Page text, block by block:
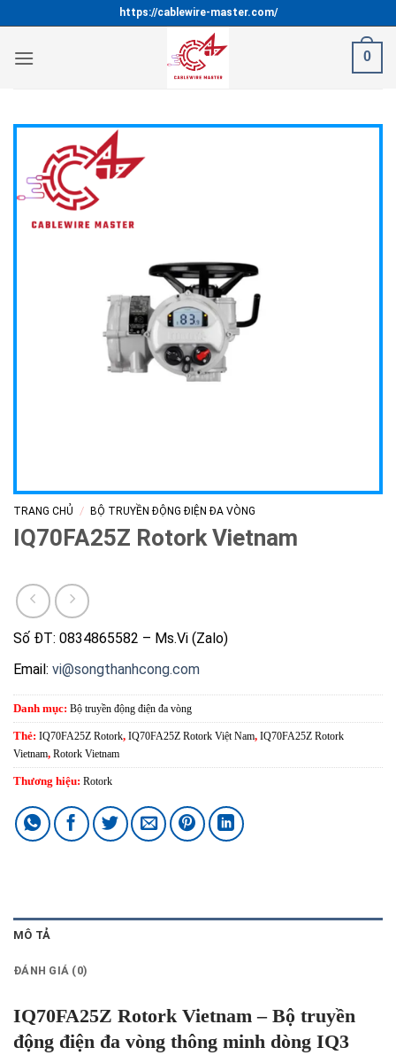
qua
nội
https://cablewire-master.com/
0
TRANG CHỦ / BỘ TRUYỀN ĐỘNG ĐIỆN ĐA VÒNG
IQ70FA25Z Rotork Vietnam
Số ĐT: 0834865582 – Ms.Vi (Zalo)
Email: vi@songthanhcong.com
Danh mục: Bộ truyền động điện đa vòng
Thẻ: IQ70FA25Z Rotork, IQ70FA25Z Rotork Việt Nam, IQ70FA25Z Rotork
Vietnam, Rotork Vietnam
Thương hiệu: Rotork
MÔ TẢ
ĐÁNH GIÁ (0)
IQ70FA25Z Rotork Vietnam – Bộ truyền
động điện đa vòng thông minh dòng IQ3